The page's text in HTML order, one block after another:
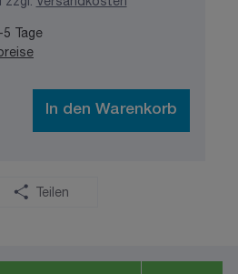
zzgl. Versandkosten
Tage
In den Warenkorb
Teilen